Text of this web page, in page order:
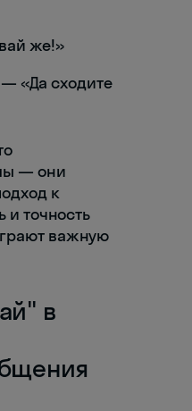
же!»
«Да сходите
— они
к
точность
важную
в